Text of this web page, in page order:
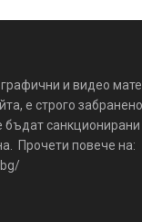
и видео
е строго забранено.
бъдат санкционирани
Прочети повече на: